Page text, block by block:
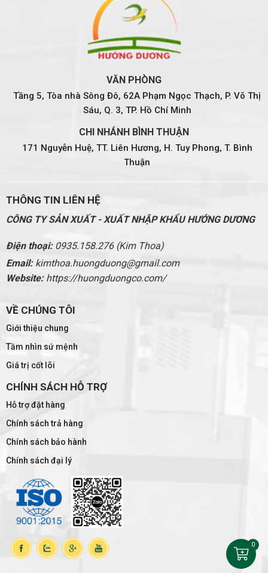
VĂN PHÒNG
Tầng 5, Tòa nhà Sông Đô, 62A Phạm Ngọc Thạch, P. Võ Thị
Sáu, Q. 3, TP. Hồ Chí Minh
CHI NHÁNH BÌNH THUẬN
171 Nguyễn Huệ, TT. Liên Hương, H. Tuy Phong, T. Bình
Thuận
THÔNG TIN LIÊN HỆ
CÔNG TY SẢN XUẤT - XUẤT NHẬP KHẨU HƯỚNG DƯƠNG
Điện thoại:0935.158.276 (Kim Thoa)
Email: kimthoa.huongduong@gmail.com
Website:https://huongduongco.com/
VỀ CHÚNG TÔI
Giới thiệu chung
Tầm nhìn sứ mệnh
Giá trị cốt lõi
CHÍNH SÁCH HỖ TRỢ
Hỗ trợ đặt hàng
Chính sách trả hàng
Chính sách bảo hành
Chính sách đại lý
0